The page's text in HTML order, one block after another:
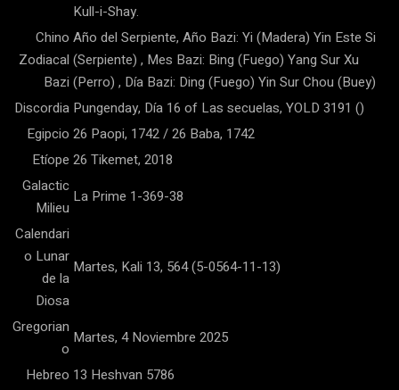
Kull-i-Shay.
Chino
Zodiacal
Bazi
Año del Serpiente, Año Bazi: Yi (Madera) Yin Este Si
(Serpiente) , Mes Bazi: Bing (Fuego) Yang Sur Xu
(Perro) , Día Bazi: Ding (Fuego) Yin Sur Chou (Buey)
Discordia Pungenday, Día 16 of Las secuelas, YOLD 3191 ()
Egipcio 26 Paopi, 1742 / 26 Baba, 1742
Etíope 26 Tikemet, 2018
Galactic
Milieu
La Prime 1-369-38
Calendari
o Lunar
de la
Diosa
Martes, Kali 13, 564 (5-0564-11-13)
Gregorian
o
Martes, 4 Noviembre 2025
Hebreo 13 Heshvan 5786